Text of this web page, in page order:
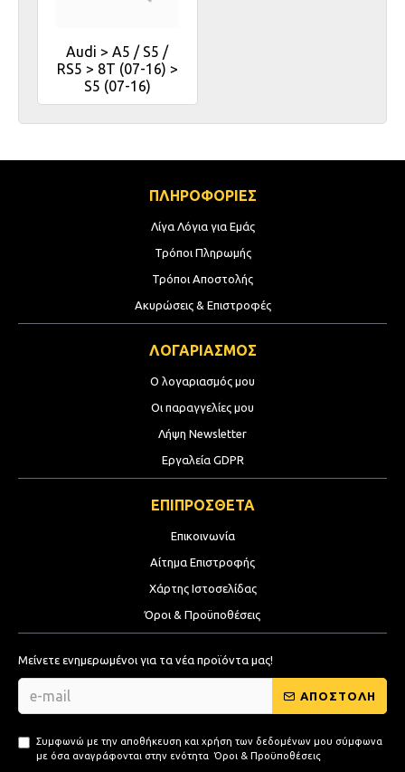
Audi > A5 / S5 /
RS5 > 8T (07-16) >
S5 (07-16)
ΠΛΗΡΟΦΟΡΙΕΣ
Λίγα Λόγια για Εμάς
Τρόποι Πληρωμής
Τρόποι Αποστολής
Ακυρώσεις & Επιστροφές
ΛΟΓΑΡΙΑΣΜΟΣ
Ο λογαριασμός μου
Οι παραγγελίες μου
Λήψη Newsletter
Εργαλεία GDPR
ΕΠΙΠΡΟΣΘΕΤΑ
Επικοινωνία
Αίτημα Επιστροφής
Χάρτης Ιστοσελίδας
Όροι & Προϋποθέσεις
Μείνετε ενημερωμένοι για τα νέα προϊόντα μας!
ΑΠΟΣΤΟΛΗ
Συμφωνώ με την αποθήκευση και χρήση των δεδομένων μου σύμφωνα
με όσα αναγράφονται στην ενότητα Όροι & Προϋποθέσεις